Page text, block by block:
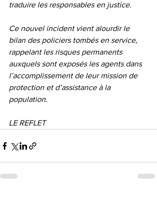
traduire les responsables en justice.
Ce nouvel incident vient alourdir le
bilan des policiers tombés en service,
rappelant les risques permanents
auxquels sont exposés les agents dans
l’accomplissement de leur mission de
protection et d’assistance à la
population.
LE REFLET